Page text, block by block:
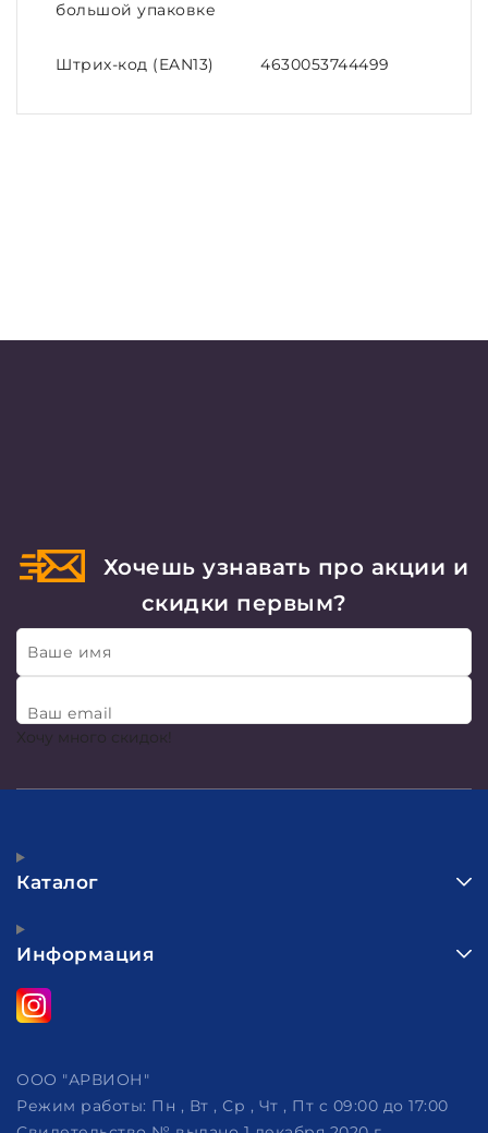
большой упаковке
Штрих-код (EAN13) 4630053744499
Хочешь узнавать про акции и
скидки первым?
Ваше имя
Ваш email
Хочу много скидок!
Каталог
Информация
ООО "АРВИОН"
Режим работы: Пн , Вт , Ср , Чт , Пт c 09:00 до 17:00